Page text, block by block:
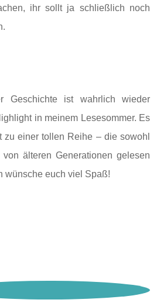
ihr sollt ja schließlich noch
Geschichte ist wahrlich wieder
in meinem Lesesommer. Es
zu einer tollen Reihe – die sowohl
älteren Generationen gelesen
wünsche euch viel Spaß!